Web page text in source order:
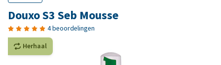
Douxo S3 Seb Mousse
4 beoordelingen
Herhaal